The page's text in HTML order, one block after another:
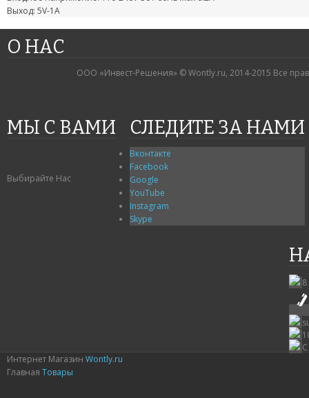
Выход: 5V-1A
О НАС
ООО «Инвест-Решения» © Wontly.ru, 2014-2015 Все
МЫ С ВАМИ
Выбирайте Нас
СЛЕДИТЕ ЗА НАМИ
Вконтакте
Facebook
Google
YouTube
Instagram
Skype
Интернет Магазин Wontly.ru
Главная Товары